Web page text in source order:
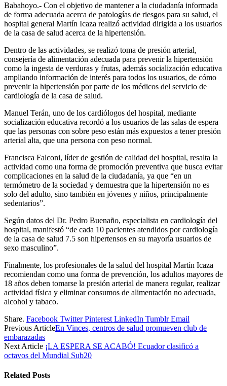
Babahoyo.- Con el objetivo de mantener a la ciudadanía informada
de forma adecuada acerca de patologías de riesgos para su salud, el
hospital general Martín Icaza realizó actividad dirigida a los usuarios
de la casa de salud acerca de la hipertensión.
Dentro de las actividades, se realizó toma de presión arterial,
consejería de alimentación adecuada para prevenir la hipertensión
como la ingesta de verduras y frutas, además socialización educativa
ampliando información de interés para todos los usuarios, de cómo
prevenir la hipertensión por parte de los médicos del servicio de
cardiología de la casa de salud.
Manuel Terán, uno de los cardiólogos del hospital, mediante
socialización educativa recordó a los usuarios de las salas de espera
que las personas con sobre peso están más expuestos a tener presión
arterial alta, que una persona con peso normal.
Francisca Falconi, líder de gestión de calidad del hospital, resalta la
actividad como una forma de promoción preventiva que busca evitar
complicaciones en la salud de la ciudadanía, ya que “en un
termómetro de la sociedad y demuestra que la hipertensión no es
solo del adulto, sino también en jóvenes y niños, principalmente
sedentarios”.
Según datos del Dr. Pedro Buenaño, especialista en cardiología del
hospital, manifestó “de cada 10 pacientes atendidos por cardiología
de la casa de salud 7.5 son hipertensos en su mayoría usuarios de
sexo masculino”.
Finalmente, los profesionales de la salud del hospital Martín Icaza
recomiendan como una forma de prevención, los adultos mayores de
18 años deben tomarse la presión arterial de manera regular, realizar
actividad física y eliminar consumos de alimentación no adecuada,
alcohol y tabaco.
Share. Facebook Twitter Pinterest LinkedIn Tumblr Email
Previous ArticleEn Vinces, centros de salud promueven club de
embarazadas
Next Article ¡LA ESPERA SE ACABÓ! Ecuador clasificó a
octavos del Mundial Sub20
Related Posts